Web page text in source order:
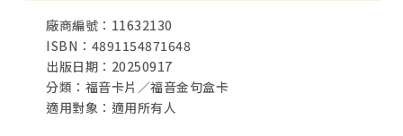
廠商編號：11632130
ISBN：4891154871648
出版日期：20250917
分類：福音卡片／福音金句盒卡
適用對象：適用所有人